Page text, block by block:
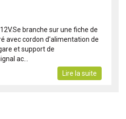
branche sur une fiche de
avec cordon d'alimentation de
et support de
ac...
Lire la suite